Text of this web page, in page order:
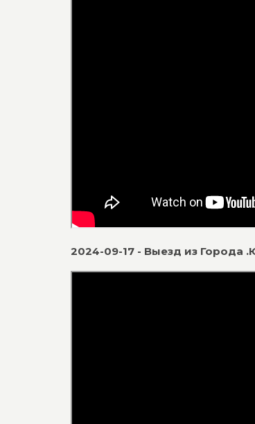
2024-09-17 - Выезд из Города